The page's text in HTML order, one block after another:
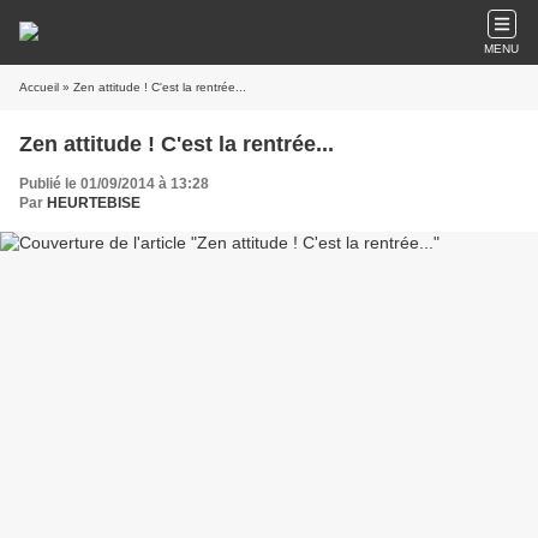
MENU
Accueil » Zen attitude ! C'est la rentrée...
Zen attitude ! C'est la rentrée...
Publié le 01/09/2014 à 13:28
Par HEURTEBISE